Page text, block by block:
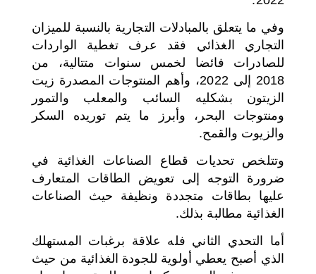
وفي ما يتعلق بالمبادلات التجارية بالنسبة للميزان
التجاري الغذائي فقد عرف تغطية الواردات
للصادرات فائضا لخمس سنوات متتالية، من
2018 إلى 2022، وأهم المنتوجات المصدرة زيت
الزيتون بشكليه السائب والمعلب والتمور
ومنتوجات البحر، وأبرز ما يتم توريده السكر
والزيوت والقمح.
وتتلخص تحديات قطاع الصناعات الغذائية في
ضرورة التوجه إلى تعويض الطاقات المتعارف
عليها بطاقات متجددة ونظيفة حيث الصناعات
الغذائية مطالبة بذلك.
أما التحدي الثاني فله علاقة برغبات المستهلك
الذي أصبح يعطي أولوية للجودة الغذائية من حيث